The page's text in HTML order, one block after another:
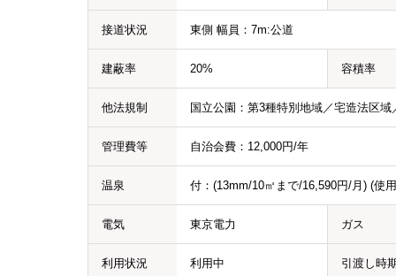
接道状況 東側 幅員：7m:公道
建蔽率 20% 容積率
他法規制 国立公園：第3種特別地域／宅造法区域
管理費等 自治会費：12,000円/年
温泉 付：(13mm/10㎥まで/16,590円/月) (使
電気 東京電力 ガス
利用状況 利用中 引渡し時